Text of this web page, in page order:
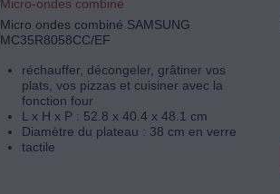
Micro-ondes combiné
Micro ondes combiné SAMSUNG
MC35R8058CC/EF
réchauffer, décongeler, grâtiner vos
plats, vos pizzas et cuisiner avec la
fonction four
L x H x P : 52.8 x 40.4 x 48.1 cm
Diamètre du plateau : 38 cm en verre
tactile